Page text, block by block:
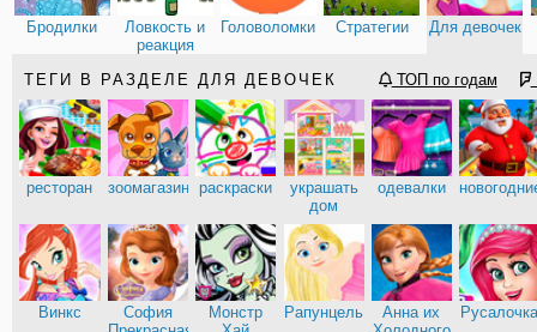
Бродилки
Ловкость и
реакция
Головоломки Стратегии Для девочек
ТЕГИ В РАЗДЕЛЕ ДЛЯ ДЕВОЧЕК ТОП по годам
ресторан зоомагазин раскраски
украшать
дом
одевалки
Винкс
София
Монстр
Рапунцель
Анна их